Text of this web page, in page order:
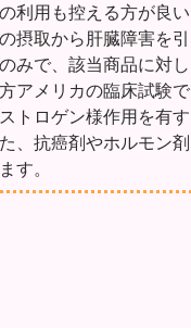
利用も控える方が良い
摂取から肝臓障害を引
みで、該当商品に対し
アメリカの臨床試験で
トロゲン様作用を有す
、抗癌剤やホルモン剤
す。